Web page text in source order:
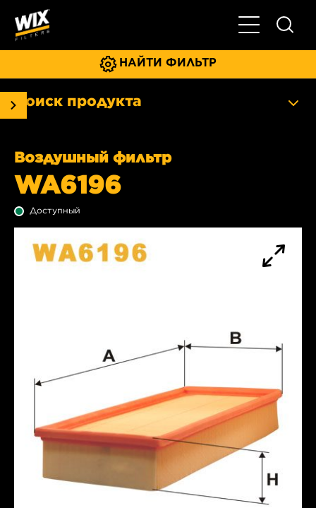
Главное
НАЙТИ ФИЛЬТР
Поиск продукта
Воздушный фильтр
WA6196
Доступный